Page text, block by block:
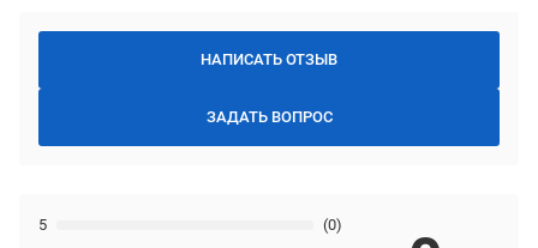
НАПИСАТЬ ОТЗЫВ
ЗАДАТЬ ВОПРОС
5 (0)